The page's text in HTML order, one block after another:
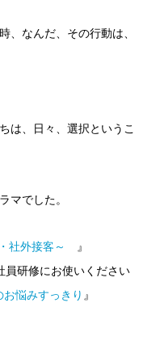
、なんだ、その行動は、
は、日々、選択というこ
マでした。
社外接客～ 』
研修にお使いください
悩みすっきり 』